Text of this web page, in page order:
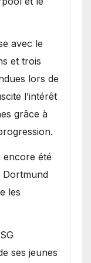
avec le
et trois
lors de
l’intérêt
grâce à
encore été
Dortmund
les
ses jeunes